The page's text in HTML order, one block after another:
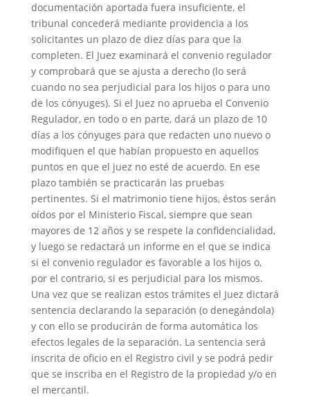
documentación aportada fuera insuficiente, el
tribunal concederá mediante providencia a los
solicitantes un plazo de diez días para que la
completen. El Juez examinará el convenio regulador
y comprobará que se ajusta a derecho (lo será
cuando no sea perjudicial para los hijos o para uno
de los cónyuges). Si el Juez no aprueba el Convenio
Regulador, en todo o en parte, dará un plazo de 10
días a los cónyuges para que redacten uno nuevo o
modifiquen el que habían propuesto en aquellos
puntos en que el juez no esté de acuerdo. En ese
plazo también se practicarán las pruebas
pertinentes. Si el matrimonio tiene hijos, éstos serán
oídos por el Ministerio Fiscal, siempre que sean
mayores de 12 años y se respete la confidencialidad,
y luego se redactará un informe en el que se indica
si el convenio regulador es favorable a los hijos o,
por el contrario, si es perjudicial para los mismos.
Una vez que se realizan estos trámites el Juez dictará
sentencia declarando la separación (o denegándola)
y con ello se producirán de forma automática los
efectos legales de la separación. La sentencia será
inscrita de oficio en el Registro civil y se podrá pedir
que se inscriba en el Registro de la propiedad y/o en
el mercantil.